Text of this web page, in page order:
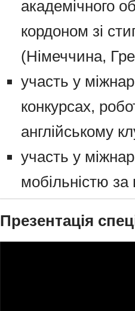
академічного
кордоном зі
(Німеччина,
участь у
конкурсах,
англійському
участь у
мобільністю за
Презентація